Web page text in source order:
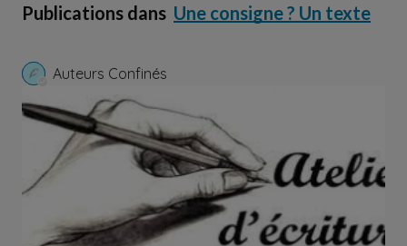
Publications dans Une consigne ? Un texte
Auteurs Confinés